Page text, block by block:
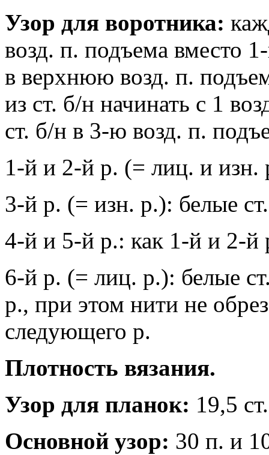
Узор для воротника:
возд. п. подъема вместо
в верхнюю возд. п.
из ст. б/н начинать с 1
ст. б/н в 3-ю возд. п.
1-й и 2-й р. (= лиц. и изн.
3-й р. (= изн. р.): белые
4-й и 5-й р.: как 1-й и 2-й
6-й р. (= лиц. р.): белые
р., при этом нити не
следующего р.
Плотность вязания.
Узор для планок: 19,5
Основной узор: 30 п. и